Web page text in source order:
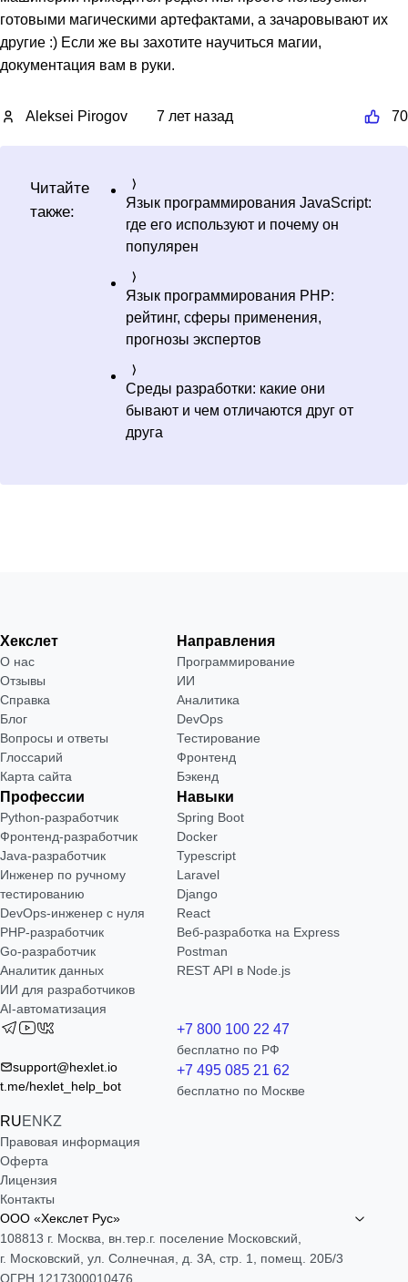
готовыми магическими артефактами, а зачаровывают их
другие :) Если же вы захотите научиться магии,
документация вам в руки.
Aleksei Pirogov 7 лет назад 70
Читайте
также:
Язык программирования JavaScript:
где его используют и почему он
популярен
Язык программирования PHP:
рейтинг, сферы применения,
прогнозы экспертов
Среды разработки: какие они
бывают и чем отличаются друг от
друга
Хекслет
О нас
Отзывы
Справка
Блог
Вопросы и ответы
Глоссарий
Карта сайта
Направления
Программирование
ИИ
Аналитика
DevOps
Тестирование
Фронтенд
Бэкенд
Профессии
Python-разработчик
Фронтенд-разработчик
Java-разработчик
Инженер по ручному
тестированию
DevOps-инженер с нуля
РНР-разработчик
Go-разработчик
Аналитик данных
ИИ для разработчиков
AI-автоматизация
Навыки
Spring Boot
Docker
Typescript
Laravel
Django
React
Веб-разработка на Express
Postman
REST API в Node.js
support@hexlet.io
t.me/hexlet_help_bot
RUEN KZ
+7 800 100 22 47
бесплатно по РФ
+7 495 085 21 62
бесплатно по Москве
Правовая информация
Оферта
Лицензия
Контакты
ООО «Хекслет Рус»
108813 г. Москва, вн.тер.г. поселение Московский,
г. Московский, ул. Солнечная, д. 3А, стр. 1, помещ. 20Б/3
ОГРН 1217300010476